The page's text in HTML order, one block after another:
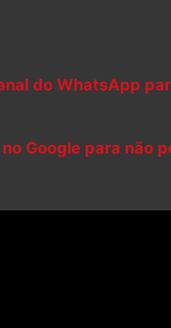
do WhatsApp
Google para não